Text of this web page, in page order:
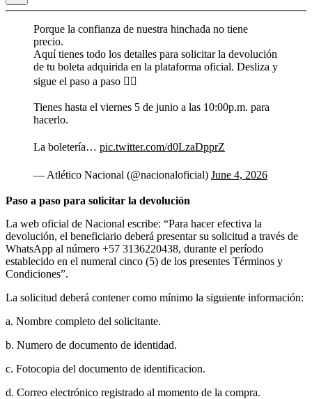
Porque la confianza de nuestra hinchada no tiene
precio.
Aquí tienes todo los detalles para solicitar la devolución
de tu boleta adquirida en la plataforma oficial. Desliza y
sigue el paso a paso 👆🏼
Tienes hasta el viernes 5 de junio a las 10:00p.m. para
hacerlo.
La boletería… pic.twitter.com/d0LzaDpprZ
— Atlético Nacional (@nacionaloficial) June 4, 2026
Paso a paso para solicitar la devolución
La web oficial de Nacional escribe: “Para hacer efectiva la
devolución, el beneficiario deberá presentar su solicitud a través de
WhatsApp al número +57 3136220438, durante el período
establecido en el numeral cinco (5) de los presentes Términos y
Condiciones”.
La solicitud deberá contener como mínimo la siguiente información:
a. Nombre completo del solicitante.
b. Numero de documento de identidad.
c. Fotocopia del documento de identificacion.
d. Correo electrónico registrado al momento de la compra.